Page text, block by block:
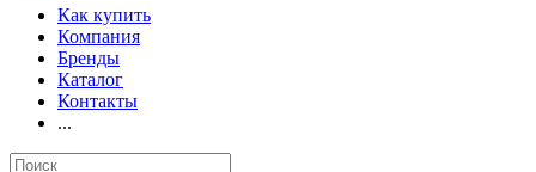
Как купить
Компания
Бренды
Каталог
Контакты
...